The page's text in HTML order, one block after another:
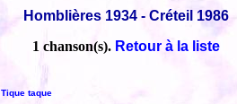
Homblières 1934 - Créteil 1986
1 chanson(s). Retour à la liste
Tique taque